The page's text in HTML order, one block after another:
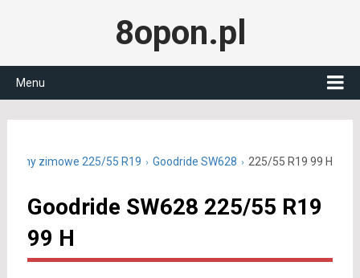
8opon.pl
Menu
Opony zimowe 225/55 R19 Goodride SW628 225/55 R19 99 H
Goodride SW628 225/55 R19
99 H